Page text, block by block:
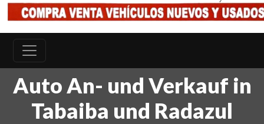
Auto An- und Verkauf in
Tabaiba und Radazul